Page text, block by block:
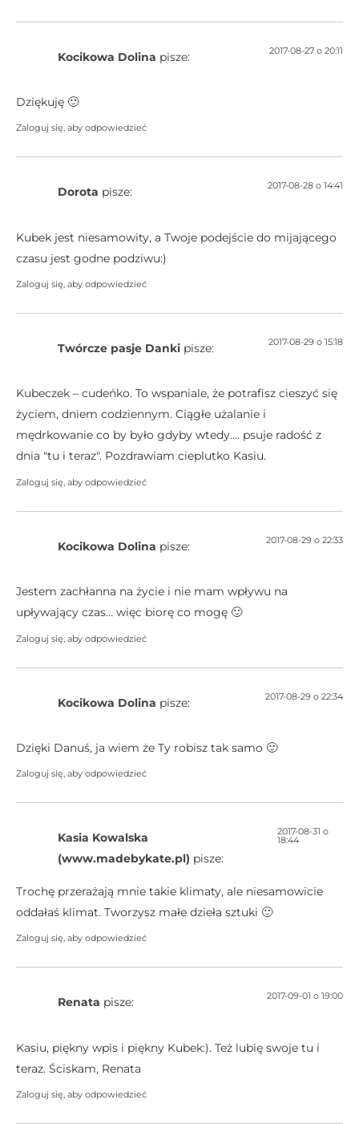
Kocikowa Dolina pisze: 2017-08-27 o 20:11
Dziękuję 🙂
Zaloguj się, aby odpowiedzieć
Dorota pisze: 2017-08-28 o 14:41
Kubek jest niesamowity, a Twoje podejście do mijającego
czasu jest godne podziwu:)
Zaloguj się, aby odpowiedzieć
Twórcze pasje Danki pisze: 2017-08-29 o 15:18
Kubeczek – cudeńko. To wspaniale, że potrafisz cieszyć się
życiem, dniem codziennym. Ciągłe użalanie i
mędrkowanie co by było gdyby wtedy…. psuje radość z
dnia "tu i teraz". Pozdrawiam cieplutko Kasiu.
Zaloguj się, aby odpowiedzieć
Kocikowa Dolina pisze: 2017-08-29 o 22:33
Jestem zachłanna na życie i nie mam wpływu na
upływający czas… więc biorę co mogę 🙂
Zaloguj się, aby odpowiedzieć
Kocikowa Dolina pisze: 2017-08-29 o 22:34
Dzięki Danuś, ja wiem że Ty robisz tak samo 🙂
Zaloguj się, aby odpowiedzieć
Kasia Kowalska
(www.madebykate.pl) pisze:
2017-08-31 o
18:44
Trochę przerażają mnie takie klimaty, ale niesamowicie
oddałaś klimat. Tworzysz małe dzieła sztuki 🙂
Zaloguj się, aby odpowiedzieć
Renata pisze: 2017-09-01 o 19:00
Kasiu, piękny wpis i piękny Kubek:). Też lubię swoje tu i
teraz. Ściskam, Renata
Zaloguj się, aby odpowiedzieć